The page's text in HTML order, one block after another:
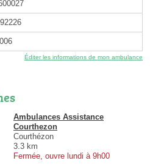
Éditer les informations de mon ambulance
Ambulances Assistance
Courthezon
Courthézon
3.3 km
Fermée, ouvre lundi à 9h00